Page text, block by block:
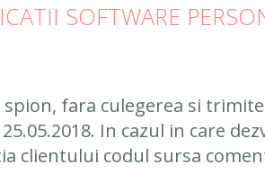
SOFTWARE
fara culegerea si
In cazul in care
clientului codul sursa